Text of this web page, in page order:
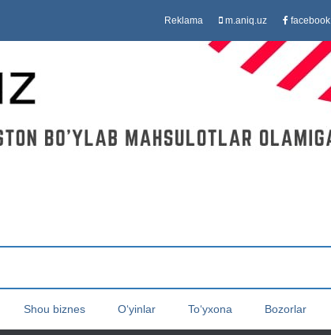
Reklama m.aniq.uz facebook
Shou biznes O‘yinlar To‘yxona Bozorlar